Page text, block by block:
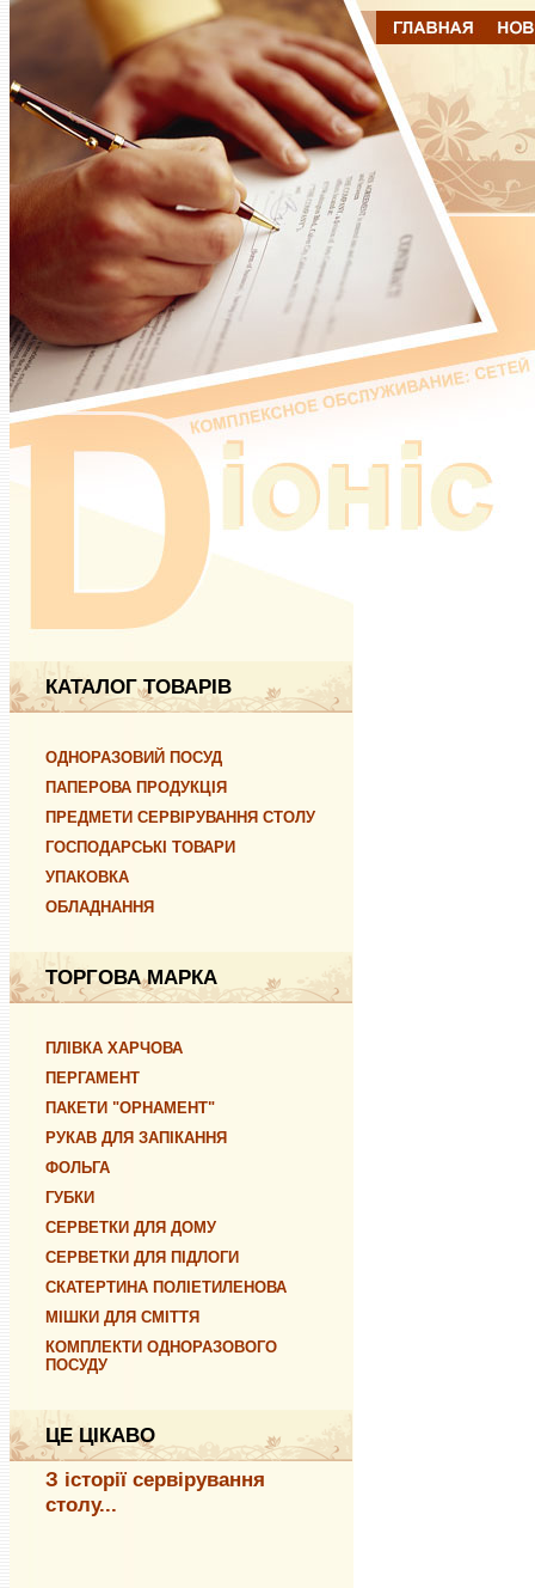
КАТАЛОГ ТОВАРІВ
ОДНОРАЗОВИЙ ПОСУД
ПАПЕРОВА ПРОДУКЦІЯ
ПРЕДМЕТИ СЕРВІРУВАННЯ СТОЛУ
ГОСПОДАРСЬКІ ТОВАРИ
УПАКОВКА
ОБЛАДНАННЯ
ТОРГОВА МАРКА
ПЛІВКА ХАРЧОВА
ПЕРГАМЕНТ
ПАКЕТИ "ОРНАМЕНТ"
РУКАВ ДЛЯ ЗАПІКАННЯ
ФОЛЬГА
ГУБКИ
СЕРВЕТКИ ДЛЯ ДОМУ
СЕРВЕТКИ ДЛЯ ПІДЛОГИ
СКАТЕРТИНА ПОЛІЕТИЛЕНОВА
МІШКИ ДЛЯ СМІТТЯ
КОМПЛЕКТИ ОДНОРАЗОВОГО
ПОСУДУ
ЦЕ ЦІКАВО
З історії сервірування
столу...